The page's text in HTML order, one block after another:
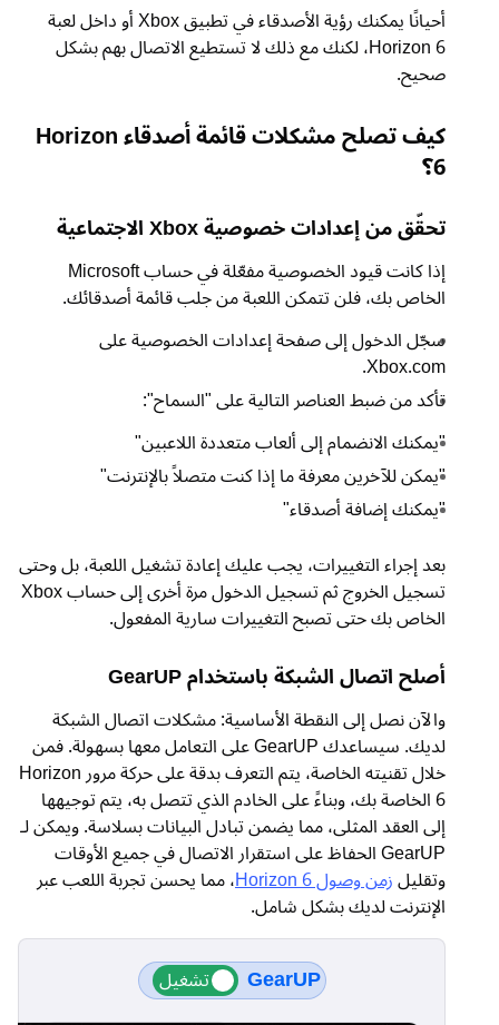
أحيانًا يمكنك رؤية الأصدقاء في تطبيق Xbox أو داخل لعبة
Horizon 6، لكنك مع ذلك لا تستطيع الاتصال بهم بشكل
صحيح.
كيف تصلح مشكلات قائمة أصدقاء Horizon
6؟
تحقّق من إعدادات خصوصية Xbox الاجتماعية
إذا كانت قيود الخصوصية مفعّلة في حساب Microsoft
الخاص بك، فلن تتمكن اللعبة من جلب قائمة أصدقائك.
سجّل الدخول إلى صفحة إعدادات الخصوصية على
Xbox.com.
تأكد من ضبط العناصر التالية على "السماح":
"يمكنك الانضمام إلى ألعاب متعددة اللاعبين"
"يمكن للآخرين معرفة ما إذا كنت متصلاً بالإنترنت"
"يمكنك إضافة أصدقاء"
بعد إجراء التغييرات، يجب عليك إعادة تشغيل اللعبة، بل وحتى
تسجيل الخروج ثم تسجيل الدخول مرة أخرى إلى حساب Xbox
الخاص بك حتى تصبح التغييرات سارية المفعول.
أصلح اتصال الشبكة باستخدام GearUP
والآن نصل إلى النقطة الأساسية: مشكلات اتصال الشبكة
لديك. سيساعدك GearUP على التعامل معها بسهولة. فمن
خلال تقنيته الخاصة، يتم التعرف بدقة على حركة مرور Horizon
6 الخاصة بك، وبناءً على الخادم الذي تتصل به، يتم توجيهها
إلى العقد المثلى، مما يضمن تبادل البيانات بسلاسة. ويمكن لـ
GearUP الحفاظ على استقرار الاتصال في جميع الأوقات
وتقليلزمن وصول Horizon 6 ، مما يحسن تجربة اللعب عبر
الإنترنت لديك بشكل شامل.
GearUP